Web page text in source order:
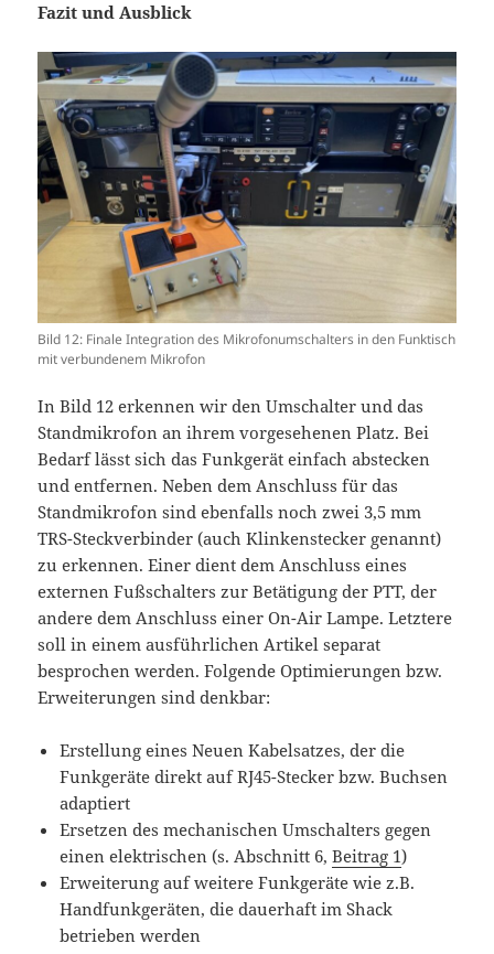
Fazit und Ausblick
Bild 12: Finale Integration des Mikrofonumschalters in den Funktisch
mit verbundenem Mikrofon
In Bild 12 erkennen wir den Umschalter und das
Standmikrofon an ihrem vorgesehenen Platz. Bei
Bedarf lässt sich das Funkgerät einfach abstecken
und entfernen. Neben dem Anschluss für das
Standmikrofon sind ebenfalls noch zwei 3,5 mm
TRS-Steckverbinder (auch Klinkenstecker genannt)
zu erkennen. Einer dient dem Anschluss eines
externen Fußschalters zur Betätigung der PTT, der
andere dem Anschluss einer On-Air Lampe. Letztere
soll in einem ausführlichen Artikel separat
besprochen werden. Folgende Optimierungen bzw.
Erweiterungen sind denkbar:
Erstellung eines Neuen Kabelsatzes, der die
Funkgeräte direkt auf RJ45-Stecker bzw. Buchsen
adaptiert
Ersetzen des mechanischen Umschalters gegen
einen elektrischen (s. Abschnitt 6,Beitrag 1)
Erweiterung auf weitere Funkgeräte wie z.B.
Handfunkgeräten, die dauerhaft im Shack
betrieben werden